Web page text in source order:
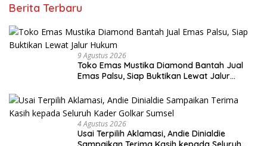
Berita Terbaru
9 Agustus 2026
Toko Emas Mustika Diamond Bantah Jual
Emas Palsu, Siap Buktikan Lewat Jalur
4 Agustus 2026
Usai Terpilih Aklamasi, Andie Dinialdie